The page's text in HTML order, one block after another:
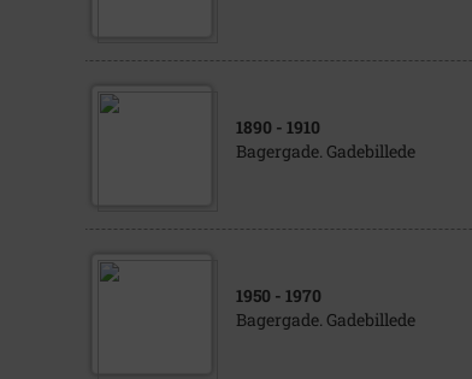
1890 - 1910
Bagergade. Gadebillede
1950 - 1970
Bagergade. Gadebillede